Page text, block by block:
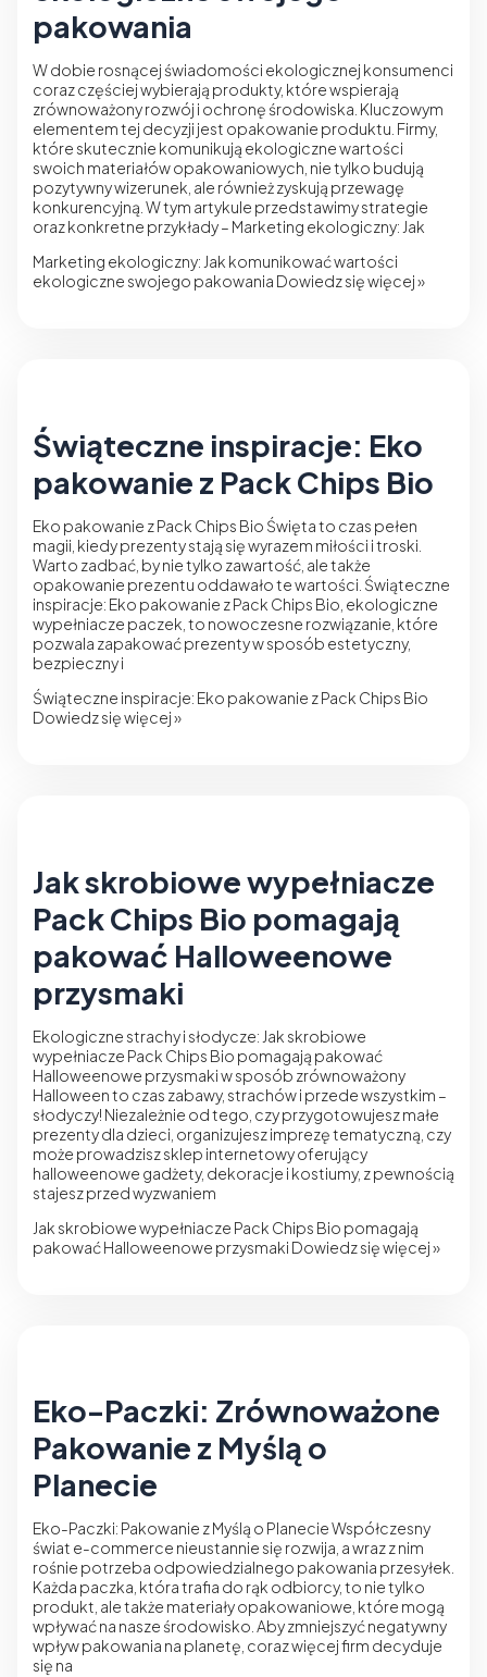
pakowania
W dobie rosnącej świadomości ekologicznej konsumenci
coraz częściej wybierają produkty, które wspierają
zrównoważony rozwój i ochronę środowiska. Kluczowym
elementem tej decyzji jest opakowanie produktu. Firmy,
które skutecznie komunikują ekologiczne wartości
swoich materiałów opakowaniowych, nie tylko budują
pozytywny wizerunek, ale również zyskują przewagę
konkurencyjną. W tym artykule przedstawimy strategie
oraz konkretne przykłady – Marketing ekologiczny: Jak
Marketing ekologiczny: Jak komunikować wartości
ekologiczne swojego pakowania Dowiedz się więcej »
Świąteczne inspiracje: Eko
pakowanie z Pack Chips Bio
Eko pakowanie z Pack Chips Bio Święta to czas pełen
magii, kiedy prezenty stają się wyrazem miłości i troski.
Warto zadbać, by nie tylko zawartość, ale także
opakowanie prezentu oddawało te wartości. Świąteczne
inspiracje: Eko pakowanie z Pack Chips Bio, ekologiczne
wypełniacze paczek, to nowoczesne rozwiązanie, które
pozwala zapakować prezenty w sposób estetyczny,
bezpieczny i
Świąteczne inspiracje: Eko pakowanie z Pack Chips Bio
Dowiedz się więcej »
Jak skrobiowe wypełniacze
Pack Chips Bio pomagają
pakować Halloweenowe
przysmaki
Ekologiczne strachy i słodycze: Jak skrobiowe
wypełniacze Pack Chips Bio pomagają pakować
Halloweenowe przysmaki w sposób zrównoważony
Halloween to czas zabawy, strachów i przede wszystkim –
słodyczy! Niezależnie od tego, czy przygotowujesz małe
prezenty dla dzieci, organizujesz imprezę tematyczną, czy
może prowadzisz sklep internetowy oferujący
halloweenowe gadżety, dekoracje i kostiumy, z pewnością
stajesz przed wyzwaniem
Jak skrobiowe wypełniacze Pack Chips Bio pomagają
pakować Halloweenowe przysmaki Dowiedz się więcej »
Eko-Paczki: Zrównoważone
Pakowanie z Myślą o
Planecie
Eko-Paczki: Pakowanie z Myślą o Planecie Współczesny
świat e-commerce nieustannie się rozwija, a wraz z nim
rośnie potrzeba odpowiedzialnego pakowania przesyłek.
Każda paczka, która trafia do rąk odbiorcy, to nie tylko
produkt, ale także materiały opakowaniowe, które mogą
wpływać na nasze środowisko. Aby zmniejszyć negatywny
wpływ pakowania na planetę, coraz więcej firm decyduje
się na